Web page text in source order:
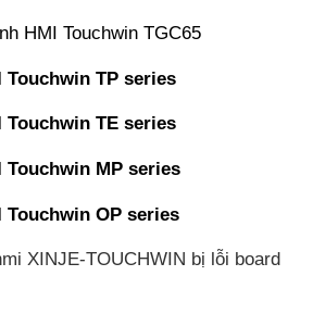
HMI Touchwin TGC65
TP series
TE series
MP series
OP series
XINJE-TOUCHWIN bị lỗi board